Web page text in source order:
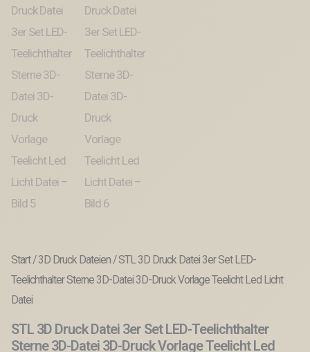
Start/3D Druck Dateien/ STL 3D Druck Datei 3er Set LED-
Teelichthalter Sterne 3D-Datei 3D-Druck Vorlage Teelicht Led Licht
Datei
STL 3D Druck Datei 3er Set LED-Teelichthalter
Sterne 3D-Datei 3D-Druck Vorlage Teelicht Led